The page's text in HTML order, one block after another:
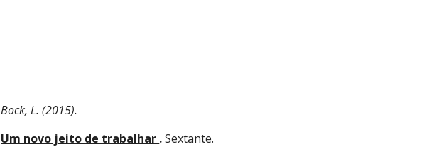
Bock, L. (2015).
Um novo jeito de trabalhar . Sextante.